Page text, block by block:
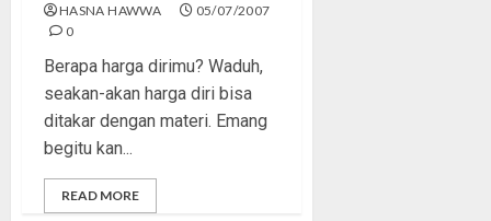
HASNA HAWWA
05/07/2007
0
Berapa harga dirimu? Waduh,
seakan-akan harga diri bisa
ditakar dengan materi. Emang
begitu kan...
READ MORE